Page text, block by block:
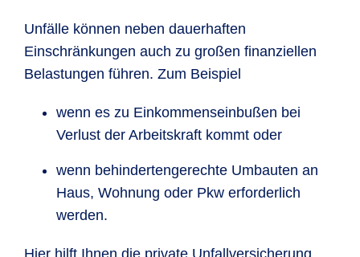
Unfälle können neben dauerhaften
Einschränkungen auch zu großen finanziellen
Belastungen führen. Zum Beispiel
wenn es zu Einkommenseinbußen bei
Verlust der Arbeitskraft kommt oder
wenn behindertengerechte Umbauten an
Haus, Wohnung oder Pkw erforderlich
werden.
Hier hilft Ihnen die private Unfallversicherung